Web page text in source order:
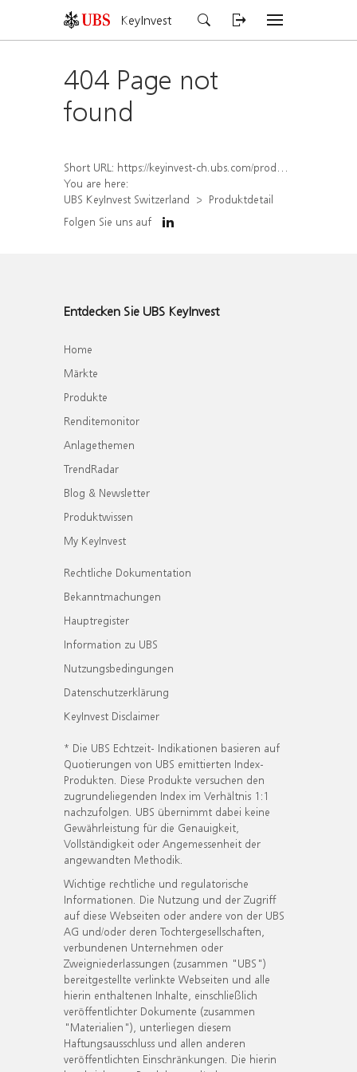
KeyInvest
404 Page not
found
Short URL: https://keyinvest-ch.ubs.com/produkt/detail/index/isin/CH1569456317
You are here:
UBS KeyInvest Switzerland
Produktdetail
Folgen Sie uns auf
Entdecken Sie UBS KeyInvest
Home
Märkte
Produkte
Renditemonitor
Anlagethemen
TrendRadar
Blog & Newsletter
Produktwissen
My KeyInvest
Rechtliche Dokumentation
Bekanntmachungen
Hauptregister
Information zu UBS
Nutzungsbedingungen
Datenschutzerklärung
KeyInvest Disclaimer
* Die UBS Echtzeit- Indikationen basieren auf
Quotierungen von UBS emittierten Index-
Produkten. Diese Produkte versuchen den
zugrundeliegenden Index im Verhältnis 1:1
nachzufolgen. UBS übernimmt dabei keine
Gewährleistung für die Genauigkeit,
Vollständigkeit oder Angemessenheit der
angewandten Methodik.
Wichtige rechtliche und regulatorische
Informationen. Die Nutzung und der Zugriff
auf diese Webseiten oder andere von der UBS
AG und/oder deren Tochtergesellschaften,
verbundenen Unternehmen oder
Zweigniederlassungen (zusammen "UBS")
bereitgestellte verlinkte Webseiten und alle
hierin enthaltenen Inhalte, einschließlich
veröffentlichter Dokumente (zusammen
"Materialien"), unterliegen diesem
Haftungsausschluss und allen anderen
veröffentlichten Einschränkungen. Die hierin